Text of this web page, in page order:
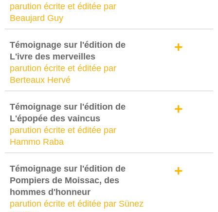
parution écrite et éditée par
Beaujard Guy
Témoignage sur l'édition de
L'ivre des merveilles
parution écrite et éditée par
Berteaux Hervé
+
Témoignage sur l'édition de
L'épopée des vaincus
parution écrite et éditée par
Hammo Raba
+
Témoignage sur l'édition de
Pompiers de Moissac, des
hommes d'honneur
parution écrite et éditée par Sünez
+